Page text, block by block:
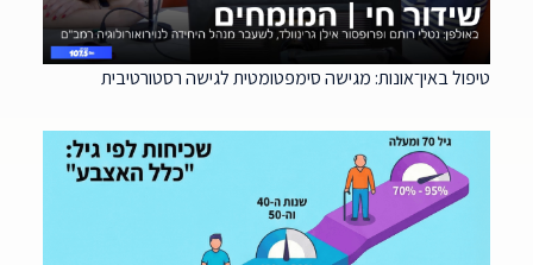
טיפול באין־אונות: מגישה סימפטומטית לגישה רסטורטיבית